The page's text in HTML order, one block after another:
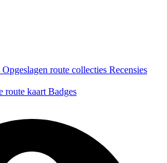
Opgeslagen route collecties Recensies
route kaartBadges